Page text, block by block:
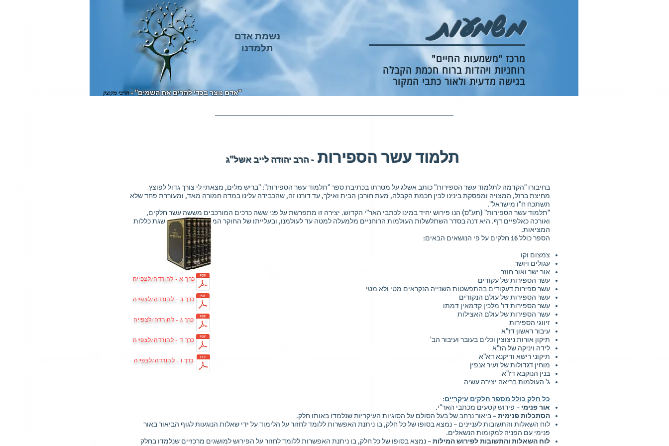
"אדם נוצר בכדי להרים את השמים" -הרבי מקוצק
משמעות
מרכז "משמעות החיים"
רוחניות ויהדות ברוח חכמת הקבלה
בגישה מדעית ולאור כתבי המקור
נשמת אדם
תלמדנו
תלמוד עשר הספירות- הרב יהודה לייב אשל"ג
בחיבורו "הקדמה לתלמוד עשר הספירות" כותב אשלג על מטרתו בכתיבת ספר "תלמוד עשר הספירות": "בריש מלים, מצאתי לי צורך גדול לפוצץ
מחיצת ברזל, המצויה ומפסקת בינינו לבין חכמת הקבלה, מעת חורבן הבית ואילך, עד דורנו זה, שהכבידה עלינו במדה חמורה מאד, ומעוררת פחד שלא
תשתכח ח"ו מישראל".
"תלמוד עשר הספירות" (תע"ס) הנו פירוש יחיד במינו לכתבי האר"י הקדוש. יצירה זו מתפרשת על פני ששה כרכים המורכבים מששה עשר חלקים,
ואורכה כאלפיים דף. היא דנה בסדר השתלשלות העולמות הרוחניים מלמעלה למטה עד לעולמנו, ובעלייתו של החוקר המקובל במדרגות השגת כללות
המציאות.
הספר כולל 16 חלקים על פי הנושאים הבאים:
צמצום וקו
עגולים ויושר
אור ישר ואור חוזר
עשר הספירות של עקודים
עשר ספירות דעקודים בהתפשטות השנייה הנקראים מטי ולא מטי
עשר הספירות של עולם הנקודים
עשר הספירות דז' מלכין קדמאין דמתו
עשר הספירות של עולם האצילות
זיווגי הספירות
עיבור ראשון דז"א
תיקון אורות ניצוצין וכלים בעובר ועיבור הב'
לידה ויניקה של הז"א
תיקוני רישא ודיקנא דא"א
מוחין דגדולות של זעיר אנפין
בנין הנוקבא דז"א
ג' העולמות בריאה יצירה עשיה
כל חלק כולל מספר חלקים עיקריים:
אור פנימי – פירוש קטעים מכתבי האר"י.
הסתכלות פנימית– ביאור נרחב של בעל הסולם על הסוגיות העיקריות שנלמדו באותו חלק.
לוח השאלות והתשובות לעניינים – נמצא בסופו של כל חלק, בו ניתנת האפשרות ללומד לחזור על הלימוד על ידי שאלות הנוגעות לגוף הביאור באור
פנימי עם הפניה למקומות הנשאלים.
לוח השאלות והתשובות לפירוש המילות– נמצא בסופו של כל חלק, בו ניתנת האפשרות ללומד לחזור על הפירוש למושגים מרכזיים שנלמדו בחלק
כרך א - להורדה/לצפייה
כרך ו - להורדה/לצפייה
כרך ג - להורדה/לצפייה
כרך ד - להורדה/לצפייה
כרך ב - להורדה/לצפייה